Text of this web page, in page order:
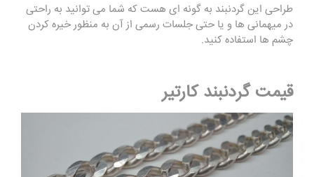
طراحی این گردنبند به گونه ای هست که شما می توانید به راحتی
در میهمانی ها و یا حتی جلسات رسمی از آن به منظور خيره کردن
چشم ها استفاده کنید.
قیمت گردنبند کارتیر